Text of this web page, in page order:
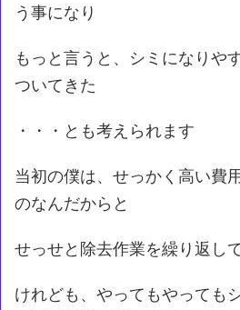
う事になり
もっと言うと、シミになりや
ついてきた
・・・とも考えられます
当初の僕は、せっかく高い費
のなんだからと
せっせと除去作業を繰り返し
けれども、やってもやっても